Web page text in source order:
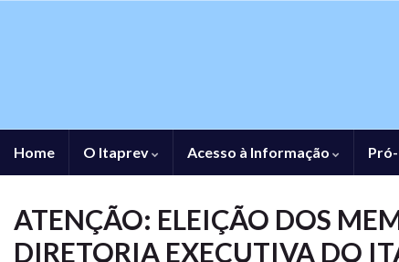
Home O Itaprev Acesso à Informação
ATENÇÃO: ELEIÇÃO DOS
DIRETORIA EXECUTIVA DO